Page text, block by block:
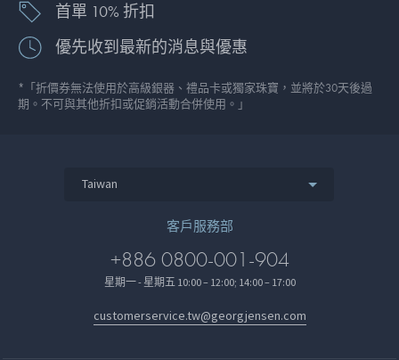
首單 10% 折扣
優先收到最新的消息與優惠
*「折價券無法使用於高級銀器、禮品卡或獨家珠寶，並將於30天後過
期。不可與其他折扣或促銷活動合併使用。」
Taiwan
客戶服務部
+886 0800-001-904
星期一 - 星期五 10:00 – 12:00; 14:00 – 17:00
customerservice.tw@georgjensen.com